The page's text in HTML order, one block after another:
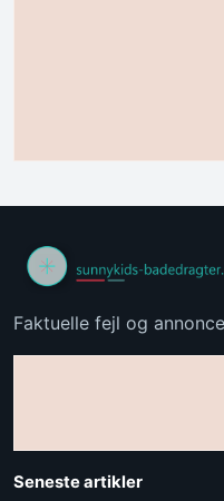
Faktuelle fejl og
Seneste artikler